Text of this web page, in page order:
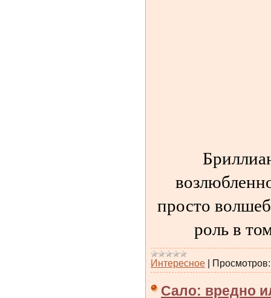
просто
роль в
Интересное | Просмотров:
Сало: вредно